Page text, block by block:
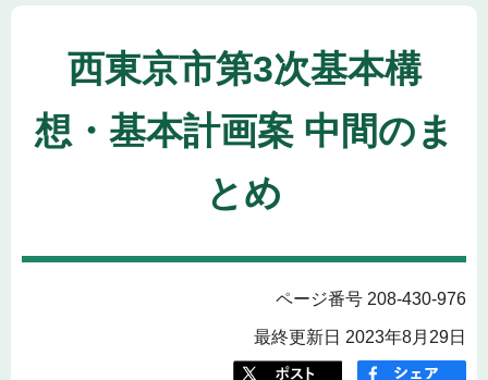
西東京市第3次基本構
想・基本計画案 中間のま
とめ
ページ番号 208-430-976
最終更新日 2023年8月29日